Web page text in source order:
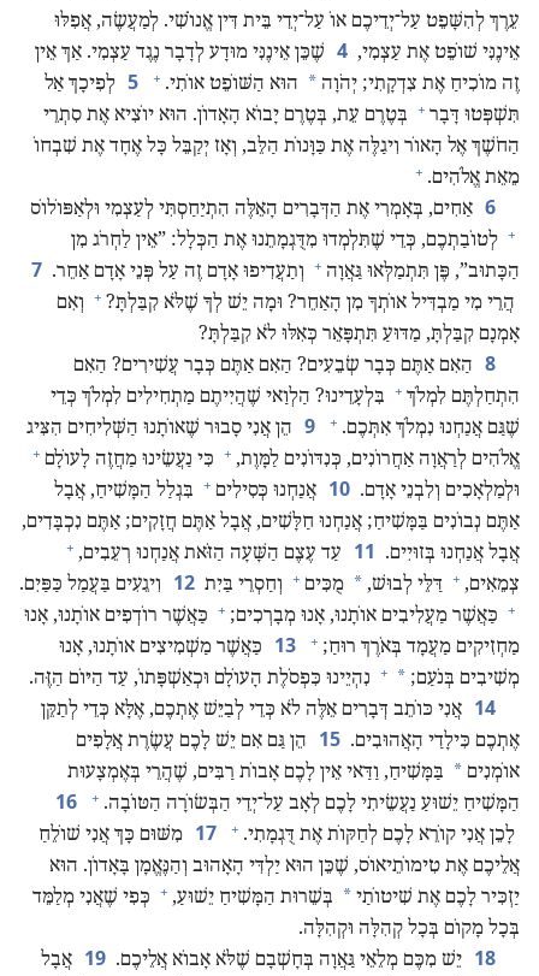
עֵרֶךְ לְהִשָּׁפֵט עַל־יְדֵיכֶם אוֹ עַל־יְדֵי בֵּית דִּין אֱנוֹשִׁי.‏ לְמַעֲשֶׂה,‏ אֲפִלּוּ
אֵינֶנִּי שׁוֹפֵט אֶת עַצְמִי,‏ 4 שֶׁכֵּן אֵינֶנִּי מוּדָע לְדָבָר נֶגֶד עַצְמִי.‏ אַךְ אֵין
זֶה מוֹכִיחַ אֶת צִדְקָתִי;‏ יְהֹוָה * הוּא הַשּׁוֹפֵט אוֹתִי.‏ +
5 לְפִיכָךְ אַל
תִּשְׁפְּטוּ דָּבָר + בְּטֶרֶם עֵת,‏ בְּטֶרֶם יָבוֹא הָאָדוֹן.‏ הוּא יוֹצִיא אֶת סִתְרֵי
הַחֹשֶׁךְ אֶל הָאוֹר וִיגַלֶּה אֶת כַּוָּנוֹת הַלֵּב,‏ וְאָז יְקַבֵּל כָּל אֶחָד אֶת שִׁבְחוֹ
מֵאֵת אֱלֹהִים.‏ +
6 אַחִים,‏ בְּאָמְרִי אֶת הַדְּבָרִים הָאֵלֶּה הִתְיַחַסְתִּי לְעַצְמִי וּלְאַפּוֹלוֹס
+ לְטוֹבַתְכֶם,‏ כְּדֵי שֶׁתִּלְמְדוּ מִדֻּגְמָתֵנוּ אֶת הַכְּלָל:‏ ”‏אֵין לַחְרֹג מִן
הַכָּתוּב”‏,‏ פֶּן תִּתְמַלְּאוּ גַּאֲוָה + וְתַעֲדִיפוּ אָדָם זֶה עַל פְּנֵי אָדָם אַחֵר.‏ 7
הֲרֵי מִי מַבְדִּיל אוֹתְךָ מִן הָאַחֵר?‏ וּמָה יֵשׁ לְךָ שֶׁלֹּא קִבַּלְתָּ?‏ + וְאִם
אָמְנָם קִבַּלְתָּ,‏ מַדּוּעַ תִּתְפָּאֵר כְּאִלּוּ לֹא קִבַּלְתָּ?‏
8 הַאִם אַתֶּם כְּבָר שְׂבֵעִים?‏ הַאִם אַתֶּם כְּבָר עֲשִׁירִים?‏ הַאִם
הִתְחַלְתֶּם לִמְלֹךְ + בִּלְעָדֵינוּ?‏ הַלְוַאי שֶׁהֲיִיתֶם מַתְחִילִים לִמְלֹךְ כְּדֵי
שֶׁגַּם אֲנַחְנוּ נִמְלֹךְ אִתְּכֶם.‏ +
9 הֵן אֲנִי סָבוּר שֶׁאוֹתָנוּ הַשְּׁלִיחִים הִצִּיג
אֱלֹהִים לְרַאֲוָה אַחֲרוֹנִים,‏ כְּנִדּוֹנִים לַמָּוֶת,‏ + כִּי נַעֲשֵׂינוּ מַחֲזֶה לָעוֹלָם +
וּלְמַלְאָכִים וְלִבְנֵי אָדָם.‏ 10 אֲנַחְנוּ כְּסִילִים + בִּגְלַל הַמָּשִׁיחַ,‏ אֲבָל
אַתֶּם נְבוֹנִים בַּמָּשִׁיחַ;‏ אֲנַחְנוּ חַלָּשִׁים,‏ אֲבָל אַתֶּם חֲזָקִים;‏ אַתֶּם נִכְבָּדִים,‏
אֲבָל אֲנַחְנוּ בְּזוּיִים.‏ 11 עַד עֶצֶם הַשָּׁעָה הַזֹּאת אֲנַחְנוּ רְעֵבִים,‏ +
צְמֵאִים,‏ + דַּלֵּי לְבוּשׁ,‏ * מֻכִּים + וְחַסְרֵי בַּיִת 12 וִיגֵעִים בַּעֲמַל כַּפַּיִם.‏
+ כַּאֲשֶׁר מַעֲלִיבִים אוֹתָנוּ,‏ אָנוּ מְבָרְכִים;‏ + כַּאֲשֶׁר רוֹדְפִים אוֹתָנוּ,‏ אָנוּ
מַחְזִיקִים מַעֲמָד בְּאֹרֶךְ רוּחַ;‏ +
13
כַּאֲשֶׁר מַשְׁמִיצִים אוֹתָנוּ,‏ אָנוּ
מְשִׁיבִים בְּנֹעַם;‏ *
+ נִהְיֵינוּ כִּפְסֹלֶת הָעוֹלָם וּכְאַשְׁפָּתוֹ,‏ עַד הַיּוֹם הַזֶּה.‏
14 אֲנִי כּוֹתֵב דְּבָרִים אֵלֶּה לֹא כְּדֵי לְבַיֵּשׁ אֶתְכֶם,‏ אֶלָּא כְּדֵי לְתַקֵּן
אֶתְכֶם כִּילָדַי הָאֲהוּבִים.‏ 15
הֵן גַּם אִם יֵשׁ לָכֶם עֲשֶׂרֶת אֲלָפִים
אוֹמְנִים * בַּמָּשִׁיחַ,‏ וַדַּאי אֵין לָכֶם אָבוֹת רַבִּים,‏ שֶׁהֲרֵי בְּאֶמְצָעוּת
הַמָּשִׁיחַ יֵשׁוּעַ נַעֲשֵׂיתִי לָכֶם לְאָב עַל־יְדֵי הַבְּשׂוֹרָה הַטּוֹבָה.‏ +
16
לָכֵן אֲנִי קוֹרֵא לָכֶם לְחַקּוֹת אֶת דֻּגְמָתִי.‏ +
17 מִשּׁוּם כָּךְ אֲנִי שׁוֹלֵחַ
אֲלֵיכֶם אֶת טִימוֹתֵיאוֹס,‏ שֶׁכֵּן הוּא יַלְדִּי הָאָהוּב וְהַנֶּאֱמָן בָּאָדוֹן.‏ הוּא
יַזְכִּיר לָכֶם אֶת שִׁיטוֹתַי * בְּשֵׁרוּת הַמָּשִׁיחַ יֵשׁוּעַ,‏ + כְּפִי שֶׁאֲנִי מְלַמֵּד
בְּכָל מָקוֹם בְּכָל קְהִלָּה וּקְהִלָּה.‏
18 יֵשׁ מִכֶּם מְלֵאֵי גַּאֲוָה בְּחָשְׁבָם שֶׁלֹּא אָבוֹא אֲלֵיכֶם.‏ 19 אֲבָל